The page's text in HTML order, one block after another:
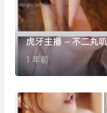
虎牙主播 – 不二丸
1 年前